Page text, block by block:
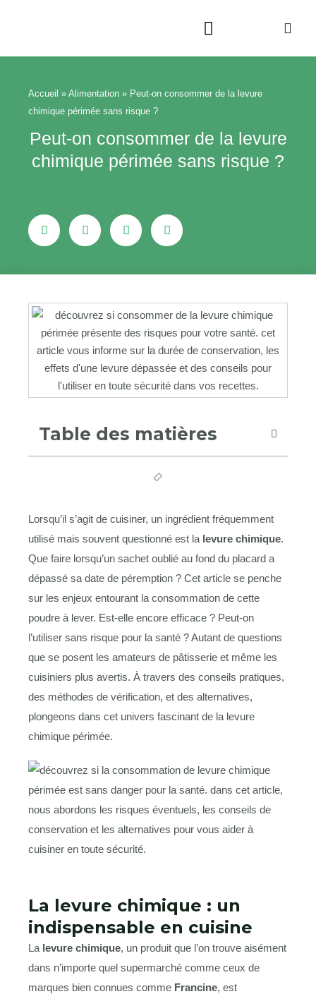
Accueil » Alimentation » Peut-on consommer de la levure
chimique périmée sans risque ?
Peut-on consommer de la levure
chimique périmée sans risque ?
Table des matières
Lorsqu’il s’agit de cuisiner, un ingrédient fréquemment
utilisé mais souvent questionné est la levure chimique.
Que faire lorsqu’un sachet oublié au fond du placard a
dépassé sa date de péremption ? Cet article se penche
sur les enjeux entourant la consommation de cette
poudre à lever. Est-elle encore efficace ? Peut-on
l’utiliser sans risque pour la santé ? Autant de questions
que se posent les amateurs de pâtisserie et même les
cuisiniers plus avertis. À travers des conseils pratiques,
des méthodes de vérification, et des alternatives,
plongeons dans cet univers fascinant de la levure
chimique périmée.
La levure chimique : un
indispensable en cuisine
La levure chimique, un produit que l’on trouve aisément
dans n’importe quel supermarché comme ceux de
marques bien connues comme Francine, est